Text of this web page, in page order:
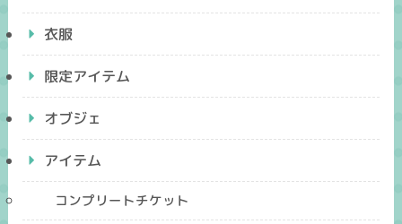
衣服
限定アイテム
オブジェ
アイテム
コンプリートチケット